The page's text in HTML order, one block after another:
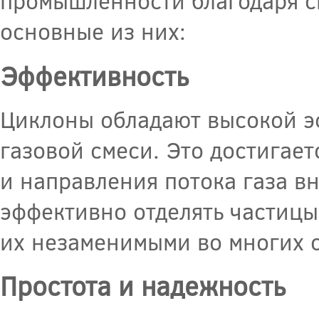
основные из них:
Эффективность
Циклоны обладают высокой
газовой смеси. Это
и направления потока газа
эффективно отделять
их незаменимыми во многих
Простота и надежность